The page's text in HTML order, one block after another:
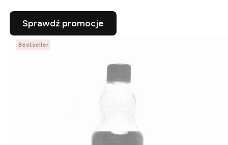
Sprawdź promocje
Bestseller